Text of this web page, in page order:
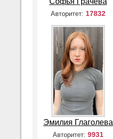
Авторитет: 17832
Эмилия Глаголева
Авторитет: 9931